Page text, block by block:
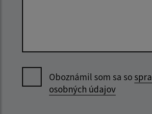
Oboznámil som sa so
osobných údajov